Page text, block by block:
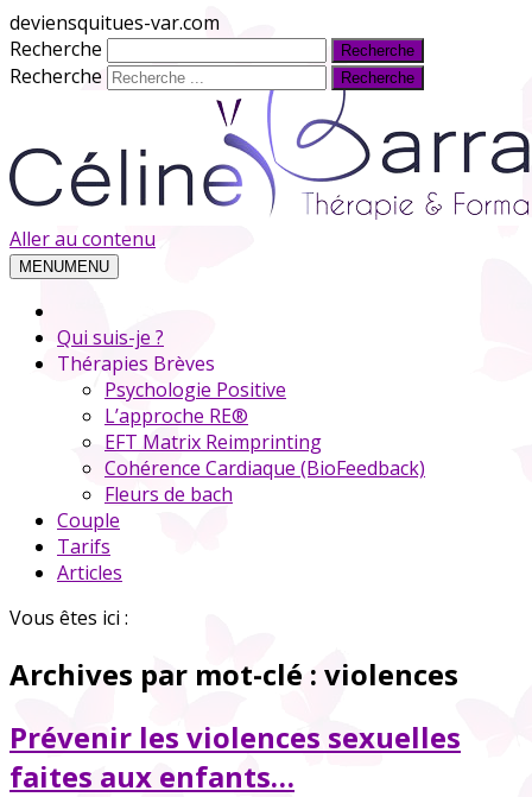
deviensquitues-var.com
Recherche
Recherche
Aller au contenu
MENUMENU
Qui suis-je ?
Thérapies Brèves
Psychologie Positive
L’approche RE®
EFT Matrix Reimprinting
Cohérence Cardiaque (BioFeedback)
Fleurs de bach
Couple
Tarifs
Articles
Vous êtes ici :
Archives par mot-clé : violences
Prévenir les violences sexuelles
faites aux enfants…